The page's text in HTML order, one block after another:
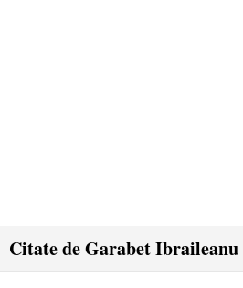
Citate de Garabet Ibraileanu